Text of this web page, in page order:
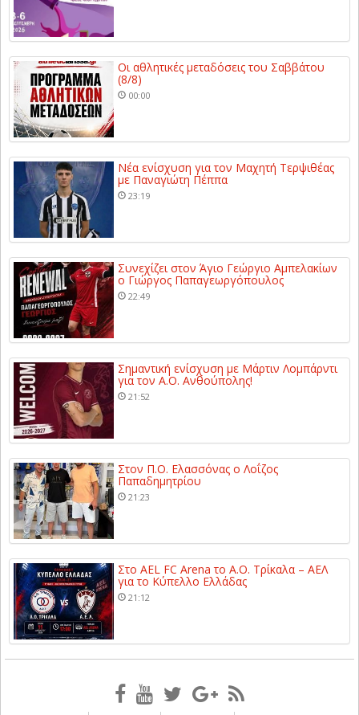
Οι αθλητικές μεταδόσεις του Σαββάτου
(8/8)
00:00
Νέα ενίσχυση για τον Μαχητή Τερψιθέας
με Παναγιώτη Πέππα
23:19
Συνεχίζει στον Άγιο Γεώργιο Αμπελακίων
ο Γιώργος Παπαγεωργόπουλος
22:49
Σημαντική ενίσχυση με Μάρτιν Λομπάρντι
για τον Α.Ο. Ανθούπολης!
21:52
Στον Π.Ο. Ελασσόνας ο Λοΐζος
Παπαδημητρίου
21:23
Στο AEL FC Arena το Α.Ο. Τρίκαλα – ΑΕΛ
για το Κύπελλο Ελλάδας
21:12